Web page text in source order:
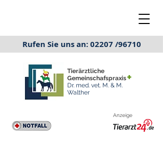
Rufen Sie uns an: 02207 /96710
Anzeige
Tierärztliche
Gemeinschafspraxis
Dr. med. vet. M. & M.
Walther
+